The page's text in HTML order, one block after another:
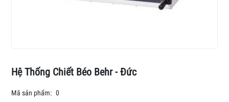
Hệ Thống Chiết Béo Behr - Đức
Mã sản phẩm: 0